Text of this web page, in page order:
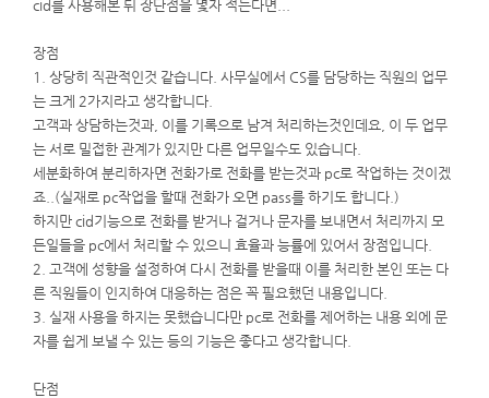
cid를 사용해본 뒤 장단점을 몇자 적는다면...
장점
1. 상당히 직관적인것 같습니다. 사무실에서 CS를 담당하는 직원의 업무
는 크게 2가지라고 생각합니다.
고객과 상담하는것과, 이를 기록으로 남겨 처리하는것인데요, 이 두 업무
는 서로 밀접한 관계가 있지만 다른 업무일수도 있습니다.
세분화하여 분리하자면 전화가로 전화를 받는것과 pc로 작업하는 것이겠
죠..(실재로 pc작업을 할때 전화가 오면 pass를 하기도 합니다.)
하지만 cid기능으로 전화를 받거나 걸거나 문자를 보내면서 처리까지 모
든일들을 pc에서 처리할 수 있으니 효율과 능률에 있어서 장점입니다.
2. 고객에 성향을 설정하여 다시 전화를 받을때 이를 처리한 본인 또는 다
른 직원들이 인지하여 대응하는 점은 꼭 필요했던 내용입니다.
3. 실재 사용을 하지는 못했습니다만 pc로 전화를 제어하는 내용 외에 문
자를 쉽게 보낼 수 있는 등의 기능은 좋다고 생각합니다.
단점